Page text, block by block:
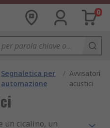
0
Segnaletica per
automazione
/ Avvisatori
acustici
un cicalino, un